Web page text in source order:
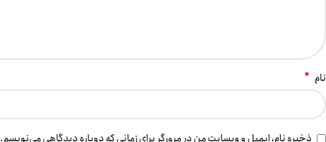
نام *
ذخیره نام، ایمیل و وبسایت من در مرورگر برای زمانی که دوباره دیدگاهی می‌نویسم.